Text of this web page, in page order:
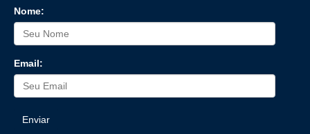
Nome:
Email:
Enviar